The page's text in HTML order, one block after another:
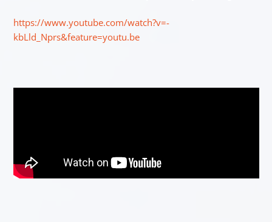
https://www.youtube.com/watch?v=-
kbLld_Nprs&feature=youtu.be